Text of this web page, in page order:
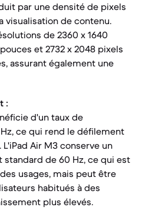
par une densité de pixels
visualisation de contenu.
de 2360 x 1640
et 2732 x 2048 pixels
assurant également une
:
d'un taux de
ce qui rend le défilement
Air M3 conserve un
de 60 Hz, ce qui est
usages, mais peut être
habitués à des
plus élevés.